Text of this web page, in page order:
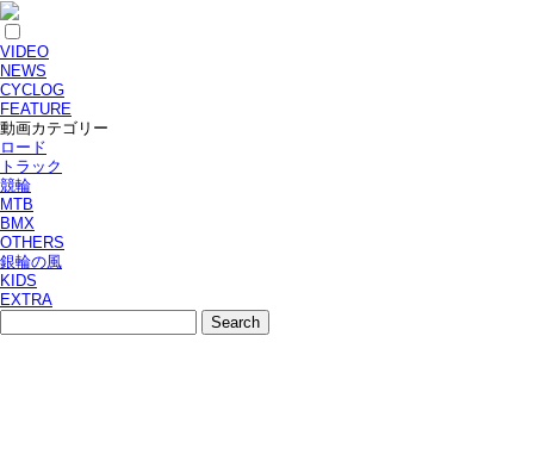
VIDEO
NEWS
CYCLOG
FEATURE
動画カテゴリー
ロード
トラック
競輪
MTB
BMX
OTHERS
銀輪の風
KIDS
EXTRA